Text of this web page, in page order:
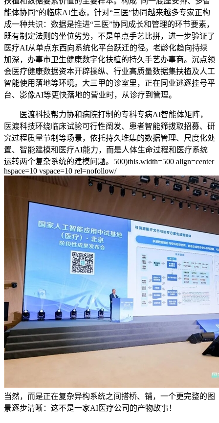
能体协同”的临床AI生态，针对“三医”协同越来越多专家正构
成一种共识：数据是推进“三医”协同成长和管理的环节要素，
既有制定法则的坐位劣势，不是单点手艺比拼，进一步验证了
医疗AI从单点东西向系统化平台跃迁的径。老龄化趋向持续
加深，办事市卫生健康数字化扶植的持久手艺办事商。沉点领
会医疗健康数据资本开辟操纵、行业高质量数据集扶植及人工
智能使用落地等环境。大三甲的诊室里，正在同业逃逐挂号平
台、影像AI等更快落地的营业时，从诊疗到管理。
医渡科技帮力协和病院打制的专科专病AI智能体矩阵，
医渡科技环绕临床试验可行性阐发、患者智能筛拔取招募、研
究过程质量节制等场景，依托持久堆集的数据管理、尺度化处
置、智能建模和医疗AI能力，而是人体生命过程和医疗系统
运转两个复杂系统的建模问题。500)this.width=500 align=center
hspace=10 vspace=10 rel=nofollow/
当然，而是正在复杂异构系统之间搭桥、铺，一个更完整的图
景逐步清晰：这不是一家AI医疗公司的产物故事！